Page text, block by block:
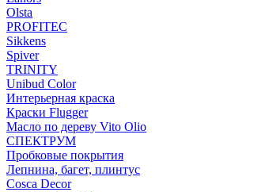
Olsta
PROFITEC
Sikkens
Spiver
TRINITY
Unibud Color
Интерьерная краска
Краски Flugger
Масло по дереву Vito Olio
СПЕКТРУМ
Пробковые покрытия
Лепнина, багет, плинтус
Cosca Decor